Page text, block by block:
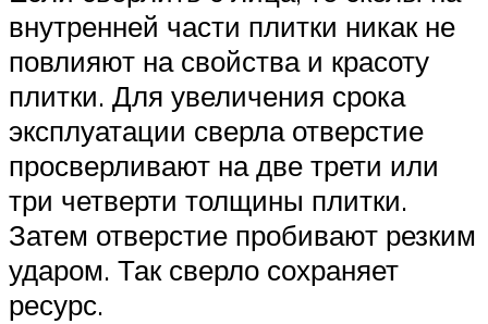
внутренней части плитки никак не
повлияют на свойства и красоту
плитки. Для увеличения срока
эксплуатации сверла отверстие
просверливают на две трети или
три четверти толщины плитки.
Затем отверстие пробивают резким
ударом. Так сверло сохраняет
ресурс.